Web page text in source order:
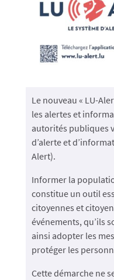
Le nouveau « LU-
les alertes et
autorités publiques
d’alerte et
Alert).
Informer la
constitue un outil
citoyennes et
événements, qu’ils
ainsi adopter les
protéger les
Cette démarche ne